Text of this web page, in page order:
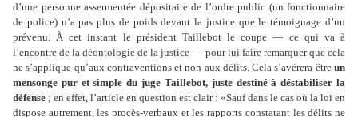
d’une per­sonne asser­men­tée dépo­si­taire de l’ordre public (un fonc­tion­naire
de police) n’a pas plus de poids devant la jus­tice que le témoi­gnage d’un
pré­venu. À cet ins­tant le pré­si­dent Taillebot le coupe — ce qui va à
l’encontre de la déon­to­lo­gie de la jus­tice — pour lui faire remar­quer que cela
ne s’appli­que qu’aux contra­ven­tions et non aux délits. Cela s’avé­rera être un
men­songe pur et simple du juge Taillebot, juste des­tiné à dés­ta­bi­li­ser la
défense ; en effet, l’arti­cle en ques­tion est clair : «Sauf dans le cas où la loi en
dis­pose autre­ment, les procès-ver­baux et les rap­ports cons­ta­tant les délits ne